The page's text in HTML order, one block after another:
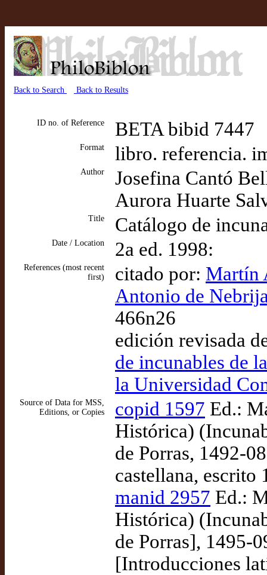
Back to Search Back to Results
ID no. of Reference BETA bibid 7447
Format libro. referencia.
Author
Josefina Cantó
Aurora Huarte
Title Catálogo de
Date / Location 2a ed. 1998:
References (most recent
first)
citado por: Martín
Antonio de
466n26
edición revisada
de incunables de
la Universidad
Source of Data for MSS,
Editions, or Copies
copid 1597 Ed.:
Histórica)
de Porras, 1492-
castellana, escrito
manid 2957 Ed.:
Histórica)
de Porras], 1495-
[Introducciones